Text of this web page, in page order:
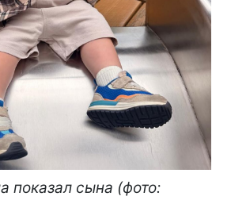
показал сына (фото: